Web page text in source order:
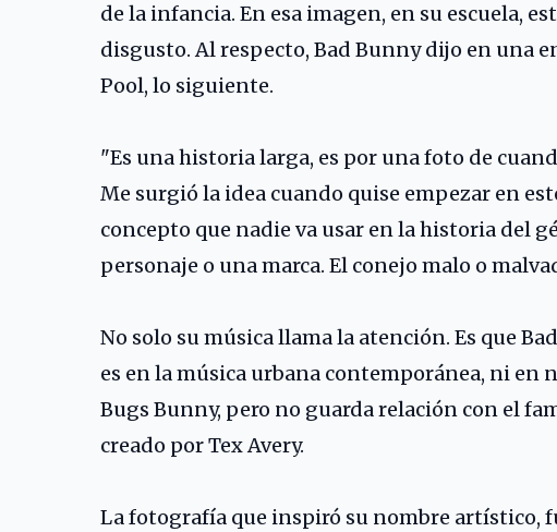
de la infancia. En esa imagen, en su escuela,
disgusto. Al respecto, Bad Bunny dijo en una
Pool, lo siguiente.
"Es una historia larga, es por una foto de
Me surgió la idea cuando quise empezar en
concepto que nadie va usar en la historia del
personaje o una marca. El conejo malo o
No solo su música llama la atención. Es que
es en la música urbana contemporánea, ni en
Bugs Bunny, pero no guarda relación con el
creado por Tex Avery.
La fotografía que inspiró su nombre artístico,